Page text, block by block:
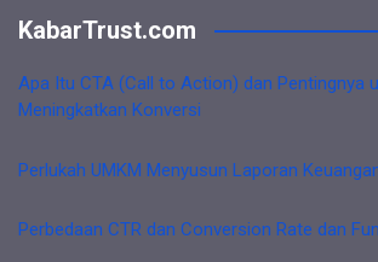
KabarTrust.com
Apa Itu CTA (Call to Action) dan Pentingnya
Meningkatkan Konversi
Perlukah UMKM Menyusun Laporan
Perbedaan CTR dan Conversion Rate dan